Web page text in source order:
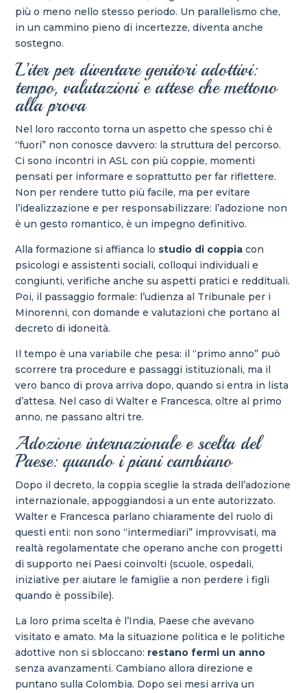
più o meno nello stesso periodo. Un parallelismo che,
in un cammino pieno di incertezze, diventa anche
sostegno.
L’iter per diventare genitori adottivi:
tempo, valutazioni e attese che mettono
alla prova
Nel loro racconto torna un aspetto che spesso chi è
“fuori” non conosce davvero: la struttura del percorso.
Ci sono incontri in ASL con più coppie, momenti
pensati per informare e soprattutto per far riflettere.
Non per rendere tutto più facile, ma per evitare
l’idealizzazione e per responsabilizzare: l’adozione non
è un gesto romantico, è un impegno definitivo.
Alla formazione si affianca lo studio di coppia con
psicologi e assistenti sociali, colloqui individuali e
congiunti, verifiche anche su aspetti pratici e reddituali.
Poi, il passaggio formale: l’udienza al Tribunale per i
Minorenni, con domande e valutazioni che portano al
decreto di idoneità.
Il tempo è una variabile che pesa: il “primo anno” può
scorrere tra procedure e passaggi istituzionali, ma il
vero banco di prova arriva dopo, quando si entra in lista
d’attesa. Nel caso di Walter e Francesca, oltre al primo
anno, ne passano altri tre.
Adozione internazionale e scelta del
Paese: quando i piani cambiano
Dopo il decreto, la coppia sceglie la strada dell’adozione
internazionale, appoggiandosi a un ente autorizzato.
Walter e Francesca parlano chiaramente del ruolo di
questi enti: non sono “intermediari” improvvisati, ma
realtà regolamentate che operano anche con progetti
di supporto nei Paesi coinvolti (scuole, ospedali,
iniziative per aiutare le famiglie a non perdere i figli
quando è possibile).
La loro prima scelta è l’India, Paese che avevano
visitato e amato. Ma la situazione politica e le politiche
adottive non si sbloccano: restano fermi un anno
senza avanzamenti. Cambiano allora direzione e
puntano sulla Colombia. Dopo sei mesi arriva un